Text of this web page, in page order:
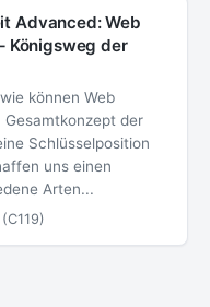
Advanced: Web
Königsweg der
können Web
Gesamtkonzept der
Schlüsselposition
uns einen
Arten...